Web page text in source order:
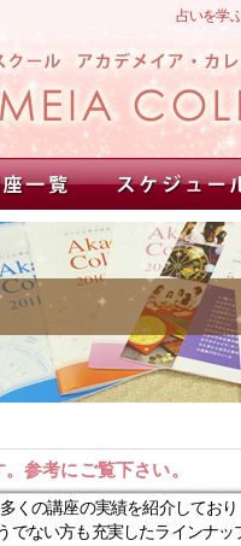
占いを学
参考にご覧下さい。
くの講座の実績を紹介してお
でない方も充実したラインナッ